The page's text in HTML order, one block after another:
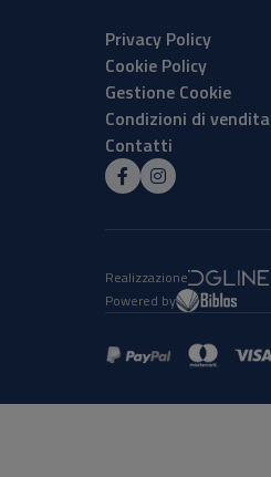
Privacy Policy
Cookie Policy
Gestione Cookie
Condizioni di vendita
Contatti
Realizzazione
Powered by